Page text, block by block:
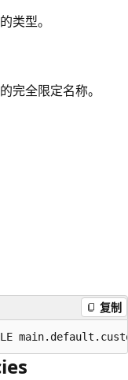
类型。
完全限定名称。
复制